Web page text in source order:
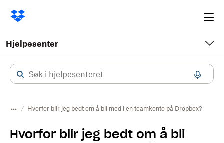
Hjelpesenter
Hvorfor blir jeg bedt om å bli med i en teamkonto på Dropbox?
Hvorfor blir jeg bedt om å bli